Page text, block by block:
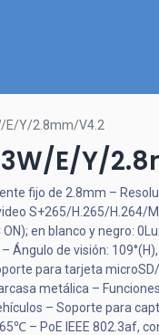
E/Y/2.8mm/V4.2
E/Y/
fijo de 2.8mm –
S+265/H.265/H.264/
en blanco y negro:
de visión: 109°(H),
para tarjeta
metálica – Funciones
– Soporte para
– PoE IEEE 802.3af,